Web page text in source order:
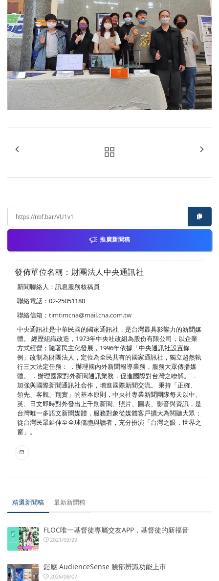
推廣新聞稿
發佈單位名稱：財團法人中央通訊社
新聞聯絡人：訊息服務核稿員
聯絡電話：02-25051180
聯絡信箱： timtimcna@mail.cna.com.tw
中央通訊社是中華民國的國家通訊社，是台灣最具影響力的新聞媒
體。 經歷組織改造，1973年中央社改組為股份有限公司，以企業
方式經營；隨著民主化發展，1996年依據「中央通訊社設置條
例」改制為財團法人，定位為全民共有的國家通訊社，獨立超然執
行三大法定任務： ．辦理國內外新聞報導業務，服務大眾傳播媒
體。 ．辦理國家對外新聞通訊業務，促進國際對台灣之瞭解。 ．
加強與國際新聞通訊社合作，增進國際新聞交流。 秉持「正確、
領先、客觀、翔實」的基本原則，中央社專業新聞團隊每天以中、
英、日文即時對外發出上千則新聞、照片、圖表、影音與資訊，是
台灣唯一多語文新聞媒體，服務對象從媒體客戶擴大為閱聽大眾；
從台灣民眾延伸至全球僑胞與讀者，充分扮演「台灣之眼，世界之
窗」。
精選新聞稿 最新新聞稿
FLOC唯一基督徒專屬交友APP，基督徒的新福音
2021/03/29
鎧應 AudienceSense 臉部辨識功能上市
2026/08/07